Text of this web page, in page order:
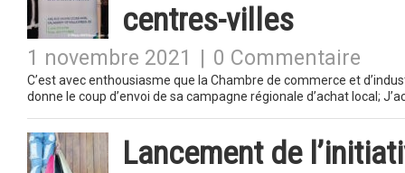
centres-villes
1 novembre 2021 0 Commentaire
C’est avec enthousiasme que la Chambre de commerce et
donne le coup d’envoi de sa campagne régionale d’achat local;
Lancement de